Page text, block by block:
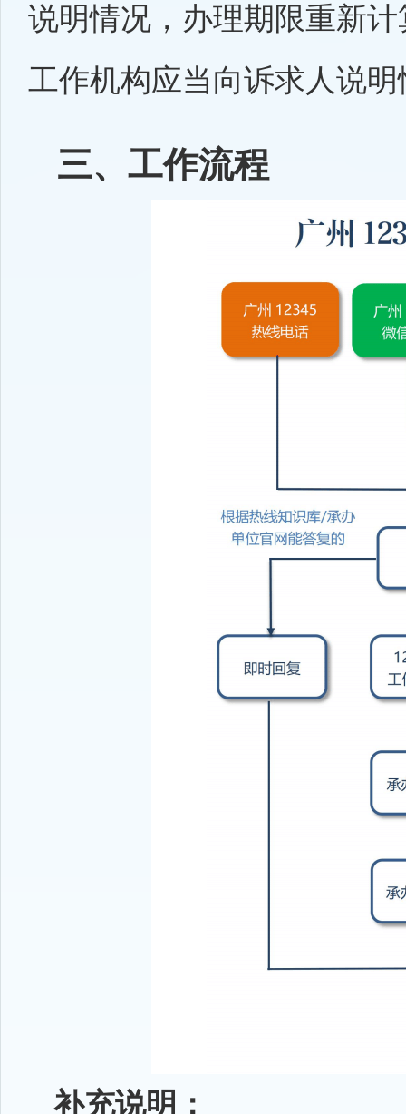
说明情况，办理期限重新
工作机构应当向诉求人说
三、工作流程
补充说明：